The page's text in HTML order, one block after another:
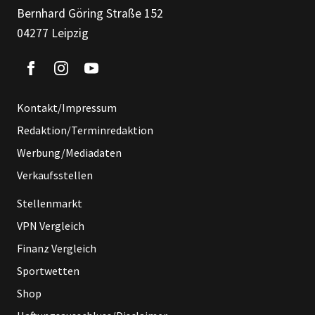
Bernhard Göring Straße 152
04277 Leipzig
Kontakt/Impressum
Redaktion/Terminredaktion
Werbung/Mediadaten
Verkaufsstellen
Stellenmarkt
VPN Vergleich
Finanz Vergleich
Sportwetten
Shop